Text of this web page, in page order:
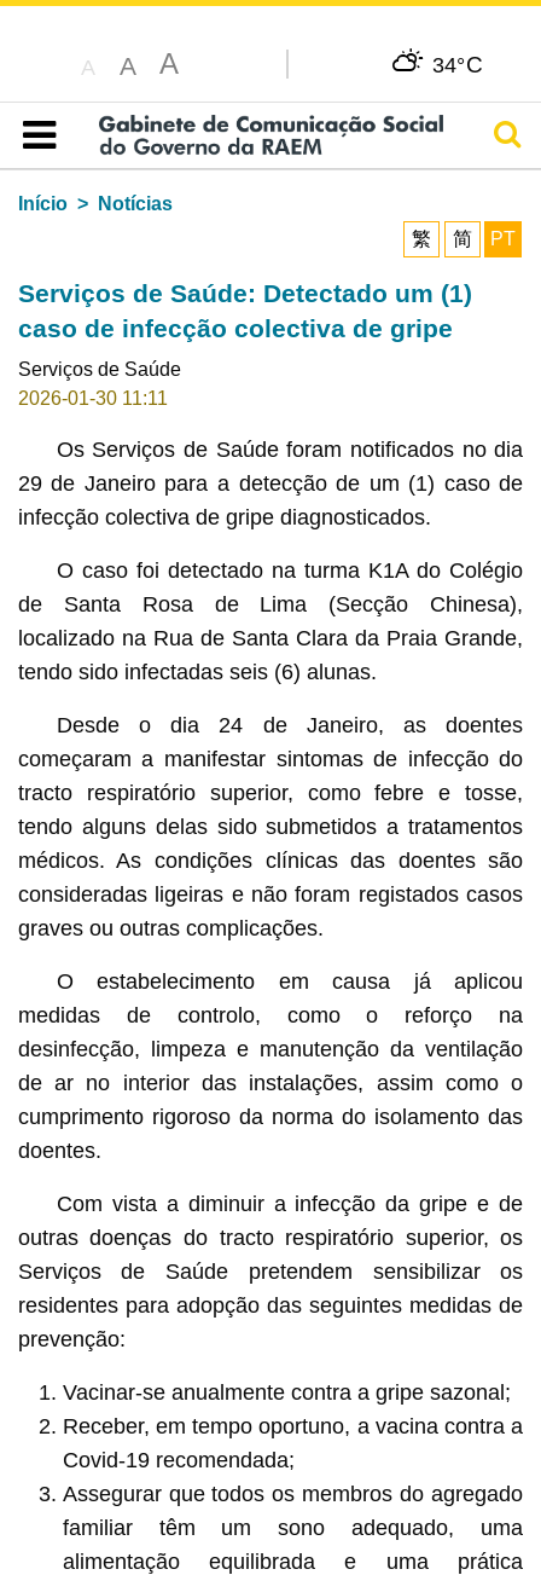
A A A 34°C
Índice
Início
Notícias
繁
简 PT
Serviços de Saúde: Detectado um (1)
caso de infecção colectiva de gripe
Serviços de Saúde
2026-01-30 11:11
Os Serviços de Saúde foram notificados no dia
29 de Janeiro para a detecção de um (1) caso de
infecção colectiva de gripe diagnosticados.
O caso foi detectado na turma K1A do Colégio
de Santa Rosa de Lima (Secção Chinesa),
localizado na Rua de Santa Clara da Praia Grande,
tendo sido infectadas seis (6) alunas.
Desde o dia 24 de Janeiro, as doentes
começaram a manifestar sintomas de infecção do
tracto respiratório superior, como febre e tosse,
tendo alguns delas sido submetidos a tratamentos
médicos. As condições clínicas das doentes são
consideradas ligeiras e não foram registados casos
graves ou outras complicações.
O estabelecimento em causa já aplicou
medidas de controlo, como o reforço na
desinfecção, limpeza e manutenção da ventilação
de ar no interior das instalações, assim como o
cumprimento rigoroso da norma do isolamento das
doentes.
Com vista a diminuir a infecção da gripe e de
outras doenças do tracto respiratório superior, os
Serviços de Saúde pretendem sensibilizar os
residentes para adopção das seguintes medidas de
prevenção:
Vacinar-se anualmente contra a gripe sazonal;
Receber, em tempo oportuno, a vacina contra a
Covid-19 recomendada;
Assegurar que todos os membros do agregado
familiar têm um sono adequado, uma
alimentação equilibrada e uma prática